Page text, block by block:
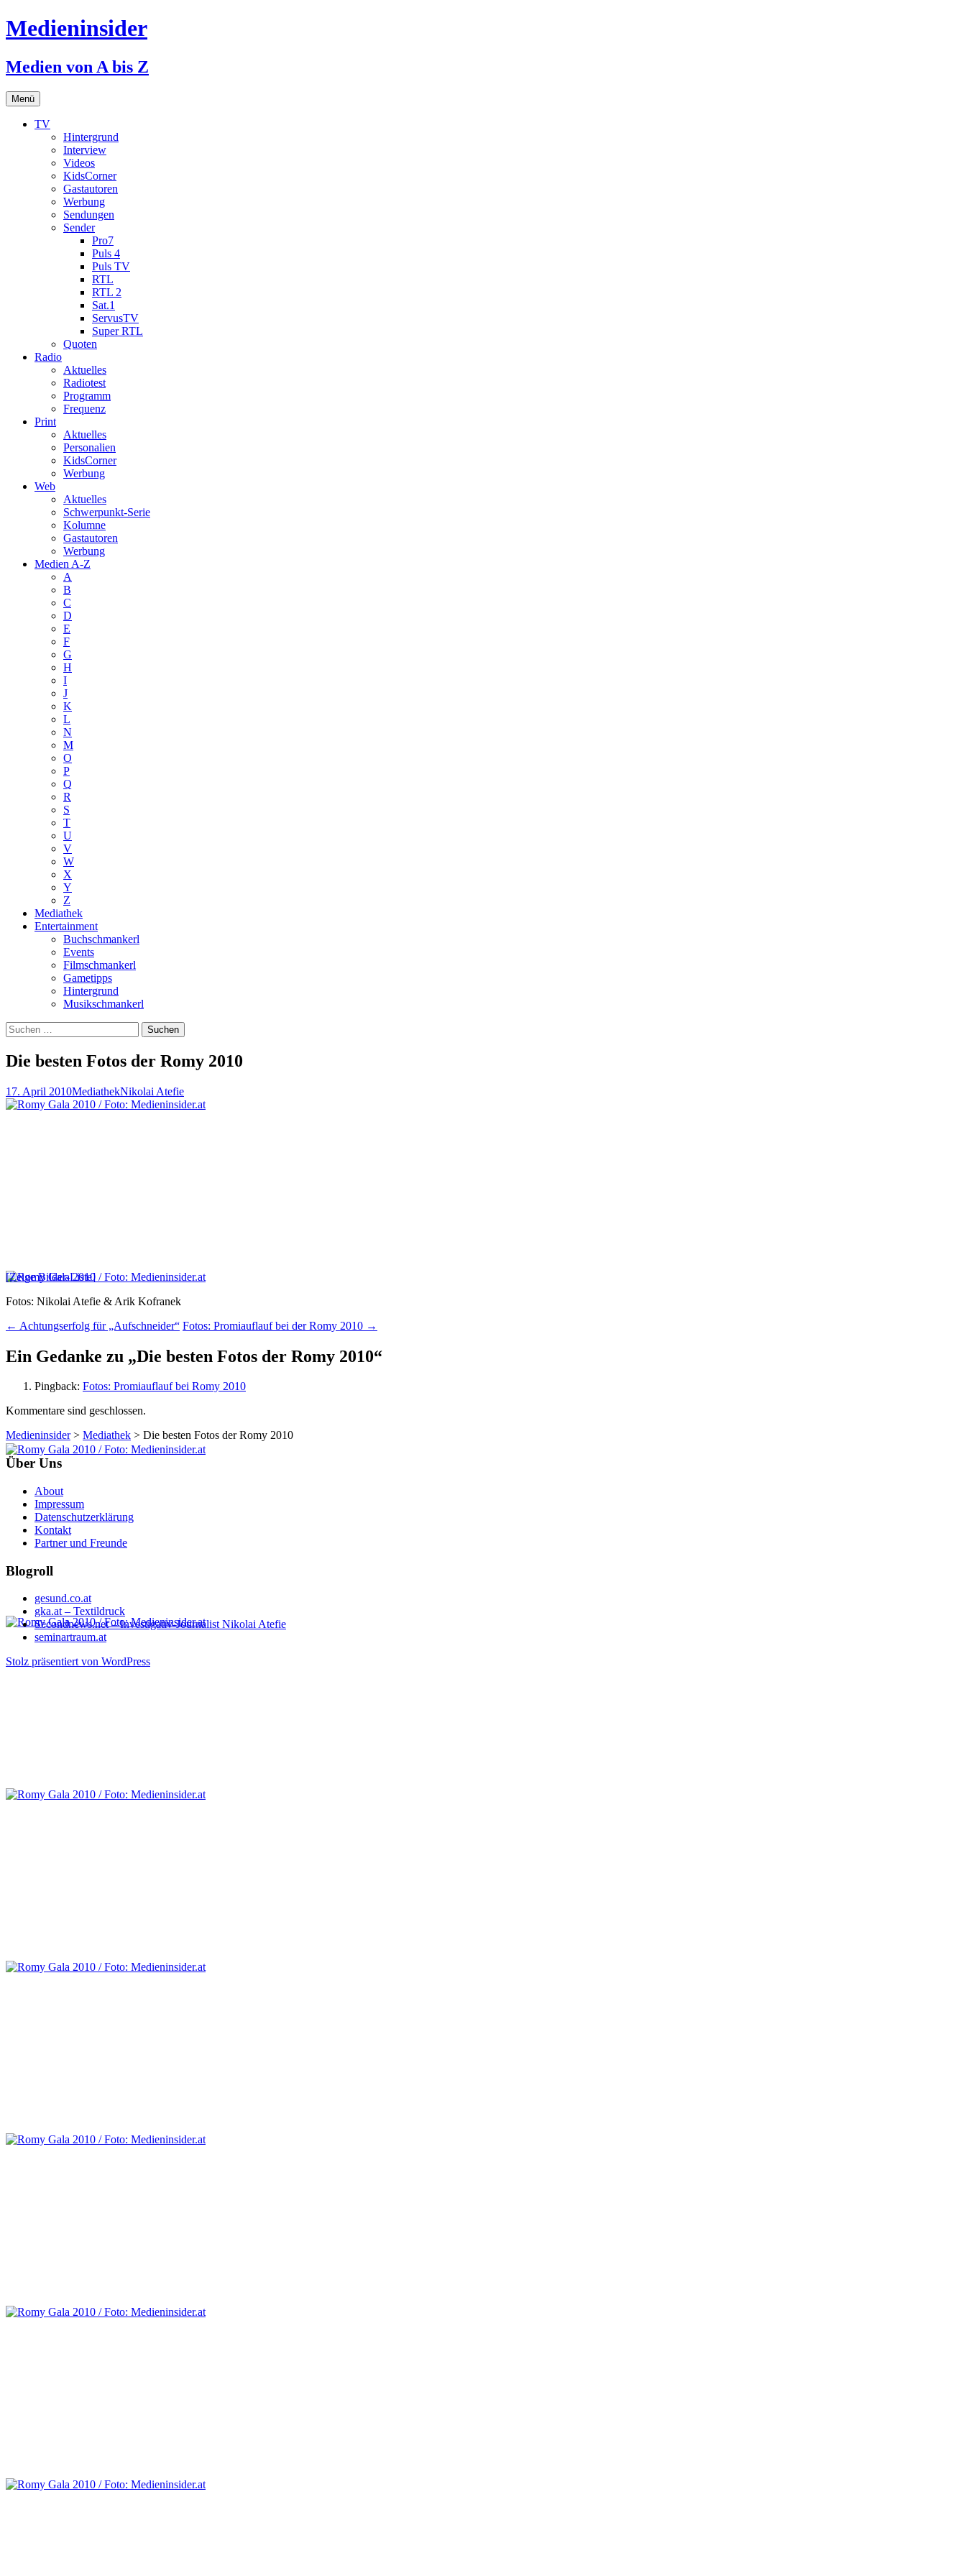
Medieninsider
Medien von A bis Z
Menü Zum
Inhalt
springen
TV
Hintergrund
Interview
Videos
KidsCorner
Gastautoren
Werbung
Sendungen
Sender
Pro7
Puls 4
Puls TV
RTL
RTL 2
Sat.1
ServusTV
Super RTL
Quoten
Radio
Aktuelles
Radiotest
Programm
Frequenz
Print
Aktuelles
Personalien
KidsCorner
Werbung
Web
Aktuelles
Schwerpunkt-Serie
Kolumne
Gastautoren
Werbung
Medien A-Z
A
B
C
D
E
F
G
H
I
J
K
L
N
M
O
P
Q
R
S
T
U
V
W
X
Y
Z
Mediathek
Entertainment
Buchschmankerl
Events
Filmschmankerl
Gametipps
Hintergrund
Musikschmankerl
Suchen
nach:
Die besten Fotos der Romy 2010
17. April 2010MediathekNikolai Atefie
[Zeige Bilder-Liste]
Fotos: Nikolai Atefie & Arik Kofranek
Beitrags-
Navigation
← Achtungserfolg für „Aufschneider“ Fotos: Promiauflauf bei der Romy 2010 →
Ein Gedanke zu „Die besten Fotos der Romy 2010“
Pingback: Fotos: Promiauflauf bei Romy 2010
Kommentare sind geschlossen.
Medieninsider> Mediathek > Die besten Fotos der Romy 2010
Über Uns
About
Impressum
Datenschutzerklärung
Kontakt
Partner und Freunde
Blogroll
gesund.co.at
gka.at – Textildruck
Secondnews.net – Investigativ-Journalist Nikolai Atefie
seminartraum.at
Stolz präsentiert von WordPress